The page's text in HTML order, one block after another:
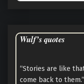
Wulf’s quotes
“Stories are like
come back to